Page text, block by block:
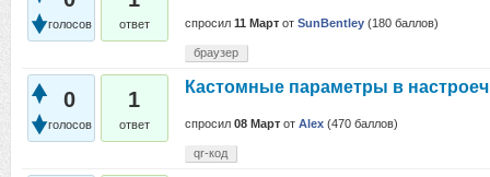
голосов ответ спросил 11 Март от SunBentley (180 баллов)
браузер
0
голосов
1
ответ
Кастомные параметры в
спросил 08 Март от Alex (470 баллов)
qr-код